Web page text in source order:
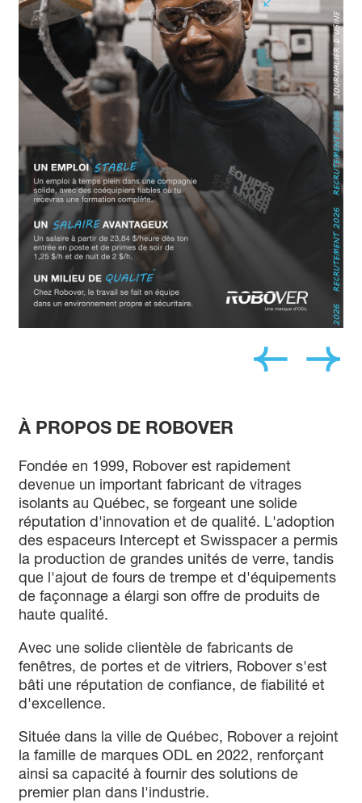
À PROPOS DE ROBOVER
Fondée en 1999, Robover est rapidement
devenue un important fabricant de vitrages
isolants au Québec, se forgeant une solide
réputation d'innovation et de qualité. L'adoption
des espaceurs Intercept et Swisspacer a permis
la production de grandes unités de verre, tandis
que l'ajout de fours de trempe et d'équipements
de façonnage a élargi son offre de produits de
haute qualité.
Avec une solide clientèle de fabricants de
fenêtres, de portes et de vitriers, Robover s'est
bâti une réputation de confiance, de fiabilité et
d'excellence.
Située dans la ville de Québec, Robover a rejoint
la famille de marques ODL en 2022, renforçant
ainsi sa capacité à fournir des solutions de
premier plan dans l'industrie.